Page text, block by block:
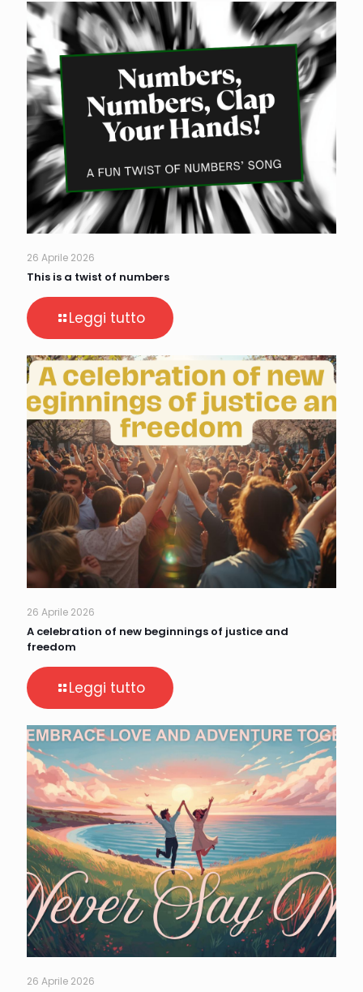
26 Aprile 2026
This is a twist of numbers
Leggi tutto
26 Aprile 2026
A celebration of new beginnings of justice and
freedom
Leggi tutto
26 Aprile 2026